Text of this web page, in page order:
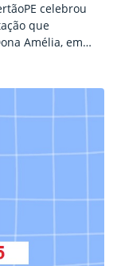
celebrou
que
Amélia, em
teatrais
ao